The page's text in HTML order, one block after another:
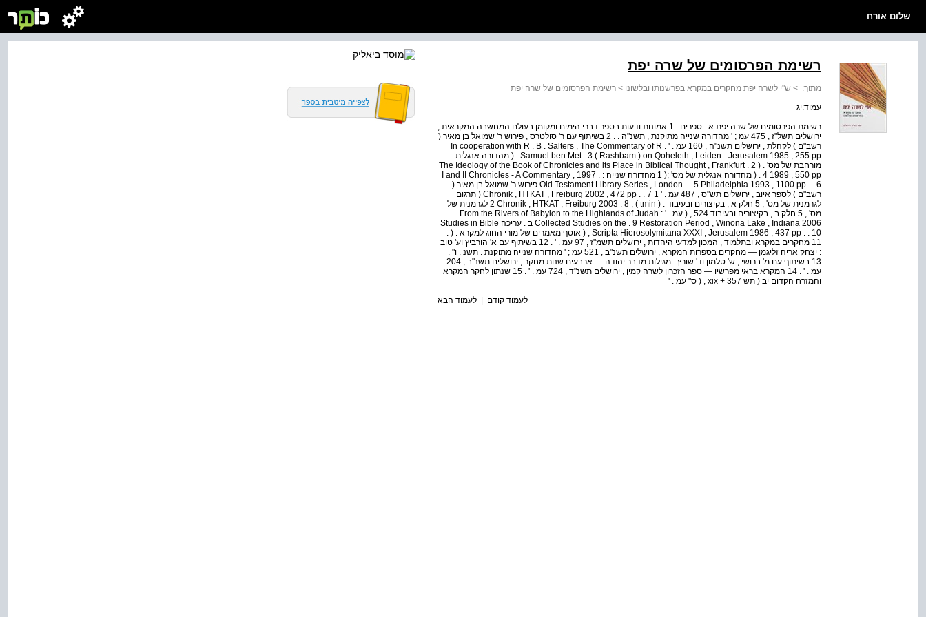
שלום אורח
רשימת הפרסומים של שרה יפת
מתוך: > ש"י לשרה יפת מחקרים במקרא בפרשנותו ובלשונו > רשימת הפרסומים של שרה יפת
עמוד:יג
רשימת הפרסומים של שרה יפת א . ספרים . 1 אמונות ודעות בספר דברי הימים ומקומן בעולם המחשבה המקראית ,
ירושלים תשל"ז , 475 עמ ; ' מהדורה שנייה מתוקנת , תשנ"ה . . 2 בשיתוף עם ר' סולטרס , פירוש ר' שמואל בן מאיר (
רשב"ם ) לקהלת , ירושלים תשנ"ה , 160 עמ . ' In cooperation with R . B . Salters , The Commentary of R .
Samuel ben Met . 3 ( Rashbam ) on Qoheleth , Leiden - Jerusalem 1985 , 255 pp . ( מהדורה אנגלית
מורחבת של מס' . ( 2 The Ideology of the Book of Chronicles and its Place in Biblical Thought , Frankfurt .
4 1989 , 550 pp . ( מהדורה אנגלית של מס' ;( 1 מהדורה שנייה : . 1997 I and II Chronicles - A Commentary ,
Old Testament Library Series , London - . 5 Philadelphia 1993 , 1100 pp . . 6 פירוש ר' שמואל בן מאיר (
רשב"ם ) לספר איוב , ירושלים תש"ס , 487 עמ . ' 1 Chronik , HTKAT , Freiburg 2002 , 472 pp . . 7 ( תרגום
לגרמנית של מס' , 5 חלק א , בקיצורים ובעיבוד . ( tmin ) , 2 Chronik , HTKAT , Freiburg 2003 . 8 לגרמנית של
מס' , 5 חלק ב , בקיצורים ובעיבוד 524 , ( עמ . ' From the Rivers of Babylon to the Highlands of Judah :
Collected Studies on the . 9 Restoration Period , Winona Lake , Indiana 2006 ב . עריכה Studies in Bible
, Scripta Hierosolymitana XXXI , Jerusalem 1986 , 437 pp . . 10 ( אוסף מאמרים של מורי החוג למקרא . ( .
11 מחקרים במקרא ובתלמוד , המכון למדעי היהדות , ירושלים תשמ"ז , 97 עמ . ' . 12 בשיתוף עם א' הורביץ וע' טוב
: יצחק אריה זליגמן — מחקרים בספרות המקרא , ירושלים תשנ"ב , 521 עמ ; ' מהדורה שנייה מתוקנת . תשנ . ו" .
13 בשיתוף עם מ' ברושי , ש' טלמון וד' שורץ : מגילות מדבר יהודה — ארבעים שנות מחקר , ירושלים תשנ"ב , 204
עמ . ' . 14 המקרא בראי מפרשיו — ספר הזכרון לשרה קמין , ירושלים תשנ"ד , 724 עמ . ' . 15 שנתון לחקר המקרא
והמזרח הקדום יב ( תש xix + 357 , ( ס" עמ . '
לעמוד קודם | לעמוד הבא